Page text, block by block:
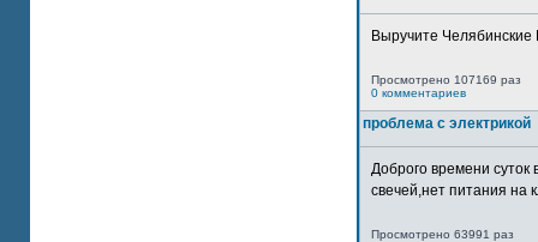
Выручите
Просмотрено 107169 раз
0 комментариев
проблема с электрикой
Доброго времени суток
свечей,нет питания на
Просмотрено 63991 раз